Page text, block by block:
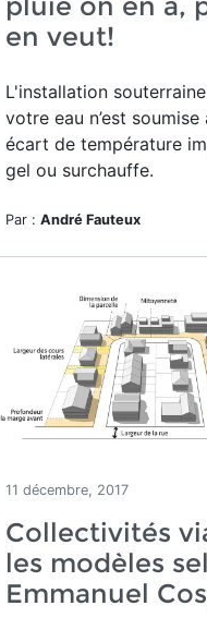
en veut!
L'installation
votre eau n’est soumise
écart de température
gel ou surchauffe.
Par : André Fauteux
11 décembre, 2017
Collectivités
les modèles
Emmanuel